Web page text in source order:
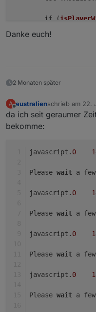
if (
        }
if (page.
if
(page.
                }
        }
else if
Danke euch!
2 Monaten später
A
Offline
australienschrieb am 22.
zuletzt editiert
da ich seit geraumer
bekomme:
javascript. 0
Please wait a
javascript. 0
Please wait a
javascript. 0
Please wait a
javascript. 0
Please wait a